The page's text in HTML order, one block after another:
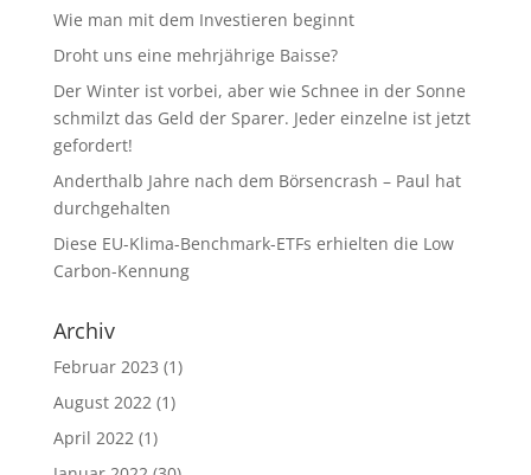
Wie man mit dem Investieren beginnt
Droht uns eine mehrjährige Baisse?
Der Winter ist vorbei, aber wie Schnee in der Sonne
schmilzt das Geld der Sparer. Jeder einzelne ist jetzt
gefordert!
Anderthalb Jahre nach dem Börsencrash – Paul hat
durchgehalten
Diese EU-Klima-Benchmark-ETFs erhielten die Low
Carbon-Kennung
Archiv
Februar 2023 (1)
August 2022(1)
April 2022(1)